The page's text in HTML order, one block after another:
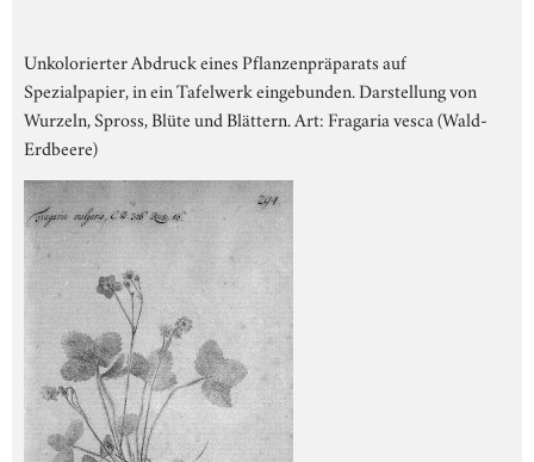
Unkolorierter Abdruck eines Pflanzenpräparats auf
Spezialpapier, in ein Tafelwerk eingebunden. Darstellung von
Wurzeln, Spross, Blüte und Blättern. Art: Fragaria vesca (Wald-
Erdbeere)